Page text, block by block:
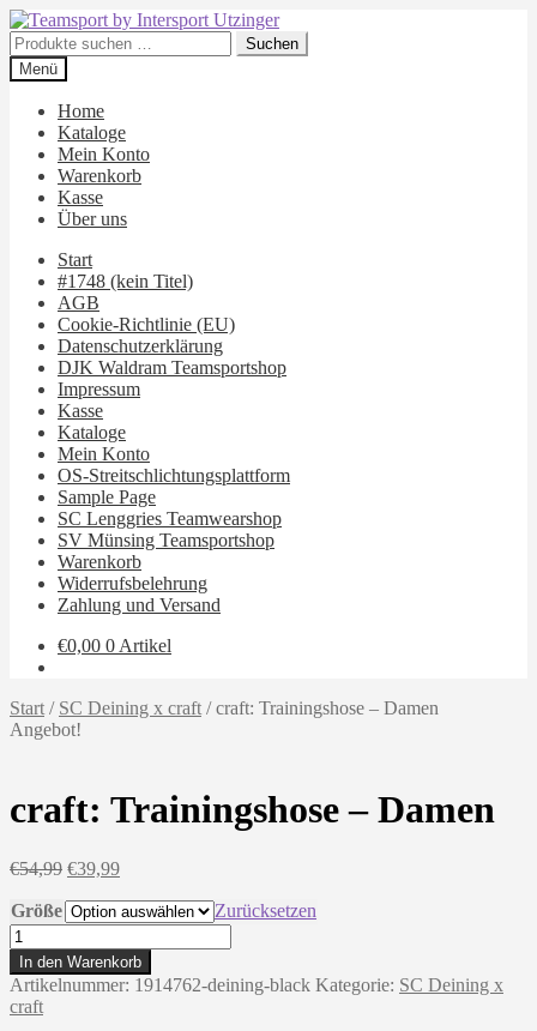
Zur
Navigation
springen
Zum
Inhalt
springen
Suchen
nach:
Suchen
Menü
Home
Kataloge
Mein Konto
Warenkorb
Kasse
Über uns
Start
#1748 (kein Titel)
AGB
Cookie-Richtlinie (EU)
Datenschutzerklärung
DJK Waldram Teamsportshop
Impressum
Kasse
Kataloge
Mein Konto
OS-Streitschlichtungsplattform
Sample Page
SC Lenggries Teamwearshop
SV Münsing Teamsportshop
Warenkorb
Widerrufsbelehrung
Zahlung und Versand
€0,00 0 Artikel
Start / SC Deining x craft /craft: Trainingshose – Damen
Angebot!
craft: Trainingshose – Damen
€54,99 Ursprünglicher
war:
€54,99
€39,99Aktueller
ist:
€39,99.
Größe
Zurücksetzen
craft:
Trainingshose
-
Damen
Menge
In den Warenkorb
Artikelnummer: 1914762-deining-black Kategorie: SC Deining x
craft